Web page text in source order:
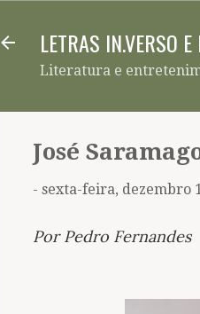
LETRAS IN.VERSO E
Literatura e
José
- sexta-feira, dezembro
Por Pedro Fernandes